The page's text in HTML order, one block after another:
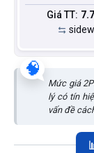
Giá TT:
🧠
Mức giá
lý có tín
vấn đề